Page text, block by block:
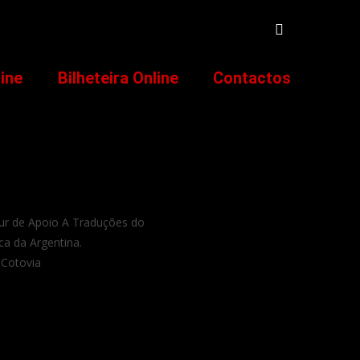
Bilheteira Online Contactos
de Apoio A Traduções do
da Argentina.